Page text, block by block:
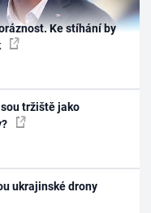
Ke stíhání by
tržiště jako
ukrajinské drony